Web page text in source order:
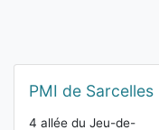
PMI de Sarcelles
4 allée du Jeu-de-